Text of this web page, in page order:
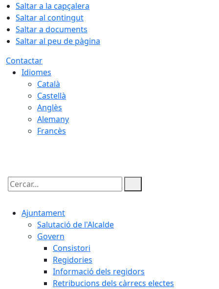
Saltar a la capçalera
Saltar al contingut
Saltar a documents
Saltar al peu de pàgina
Contactar
Idiomes
Català
Castellà
Anglès
Alemany
Francès
Cercar:
Ajuntament
Salutació de l'Alcalde
Govern
Consistori
Regidories
Informació dels regidors
Retribucions dels càrrecs electes